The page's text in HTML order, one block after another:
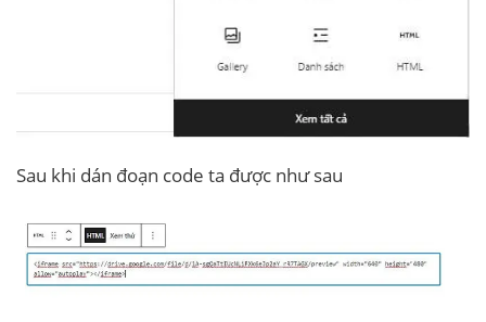
Sau khi dán đoạn code ta được như sau